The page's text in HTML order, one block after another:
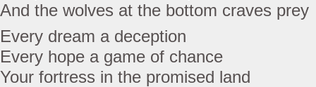
And the wolves at the bottom craves prey
Every dream a deception
Every hope a game of chance
Your fortress in the promised land